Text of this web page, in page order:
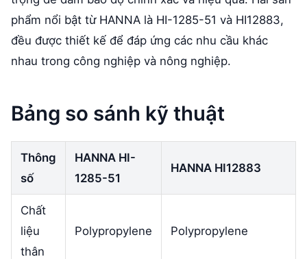
phẩm nổi bật từ HANNA là HI-1285-51 và HI12883,
đều được thiết kế để đáp ứng các nhu cầu khác
nhau trong công nghiệp và nông nghiệp.
Bảng so sánh kỹ thuật
Thông
số
HANNA HI-
1285-51
HANNA HI12883
Chất
liệu
thân
Polypropylene Polypropylene